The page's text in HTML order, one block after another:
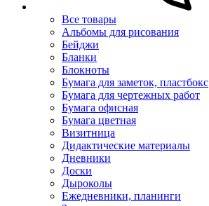
Все товары
Альбомы для рисования
Бейджи
Бланки
Блокноты
Бумага для заметок, пластбокс
Бумага для чертежных работ
Бумага офисная
Бумага цветная
Визитница
Дидактические материалы
Дневники
Доски
Дыроколы
Ежедневники, планинги